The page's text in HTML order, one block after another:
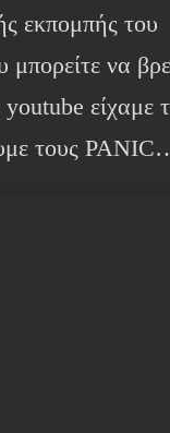
εκπομπής του
να
είχαμε
τους